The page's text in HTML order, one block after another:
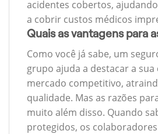
acidentes cobertos,
a cobrir custos médicos
Quais as vantagens para
Como você já sabe, um
grupo ajuda a destacar a
mercado competitivo,
qualidade. Mas as razões
muito além disso. Quando
protegidos, os